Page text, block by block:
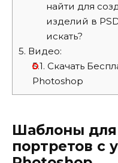
найти для
изделий в
искать?
5. Видео:
5.1. Скачать
Photoshop
Шаблоны для
портретов с